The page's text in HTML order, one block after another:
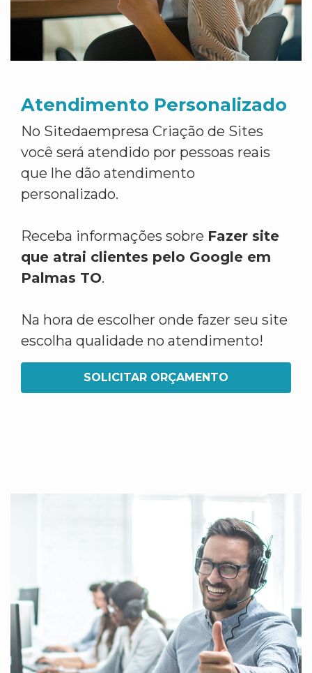
Atendimento Personalizado
No Sitedaempresa Criação de Sites
você será atendido por pessoas reais
que lhe dão atendimento
personalizado.
Receba informações sobre Fazer site
que atrai clientes pelo Google em
Palmas TO.
Na hora de escolher onde fazer seu site
escolha qualidade no atendimento!
SOLICITAR ORÇAMENTO